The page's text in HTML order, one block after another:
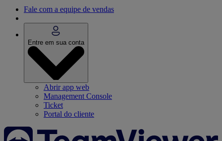
Fale com a equipe de vendas
Entre em sua conta
Abrir app web
Management Console
Ticket
Portal do cliente